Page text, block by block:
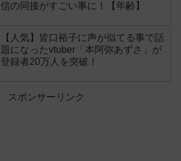
信の同接がすごい事に！【年齢】
【人気】皆口裕子に声が似てる事で話
題になったvtuber「本阿弥あずさ」が
登録者20万人を突破！
スポンサーリンク